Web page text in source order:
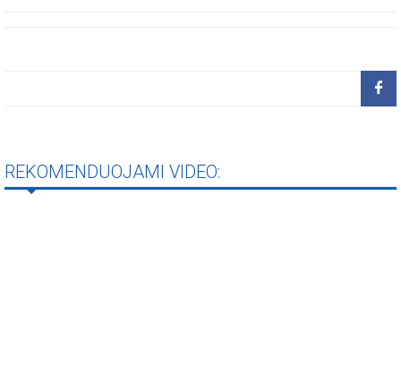
REKOMENDUOJAMI VIDEO: